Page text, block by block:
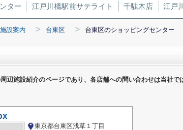
ター 江戸川橋駅前サテライト 千駄木店 江戸
設案内 > 台東区 > 台東区のショッピングセンター
辺施設紹介のページであり、各店舗への問い合わせは当社で
東京都台東区浅草１丁目